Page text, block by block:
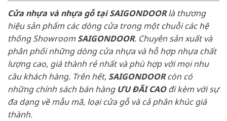
Cửa nhựa và nhựa gỗ tại SAIGONDOORlà thương
hiệu sản phẩm các dòng cửa trong một chuỗi các hệ
thống ShowroomSAIGONDOOR. Chuyên sản xuất và
phân phối những dòng cửa nhựa và hỗ hợp nhựa chất
lượng cao, giá thành rẻ nhất và phù hợp với mọi nhu
cầu khách hàng. Trên hết, SAIGONDOORcòn có
những chính sách bán hàng ƯU ĐÃI CAOđi kèm với sự
đa dạng về mẫu mã, loại cửa gỗ và cả phân khúc giá
thành.